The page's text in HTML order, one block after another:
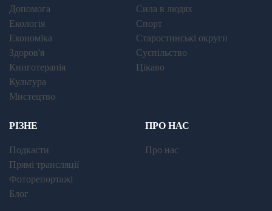
Допомога
Екологія
Економіка
Здоров'я
Книготерапія
Культура
Мистецтво
Сила в людях
Спорт
Старостинські округи
Суспільство
Цікаво
РІЗНЕ
Подкасти
Прямі трансляції
Фоторепортажі
Блог
ПРО НАС
Про нас